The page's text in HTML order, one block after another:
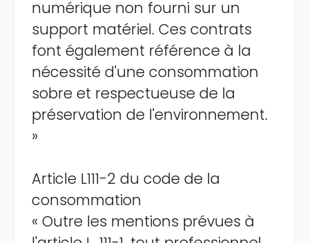
numérique non fourni sur un
support matériel. Ces contrats
font également référence à la
nécessité d'une consommation
sobre et respectueuse de la
préservation de l'environnement.
»
Article L111-2 du code de la
consommation
« Outre les mentions prévues à